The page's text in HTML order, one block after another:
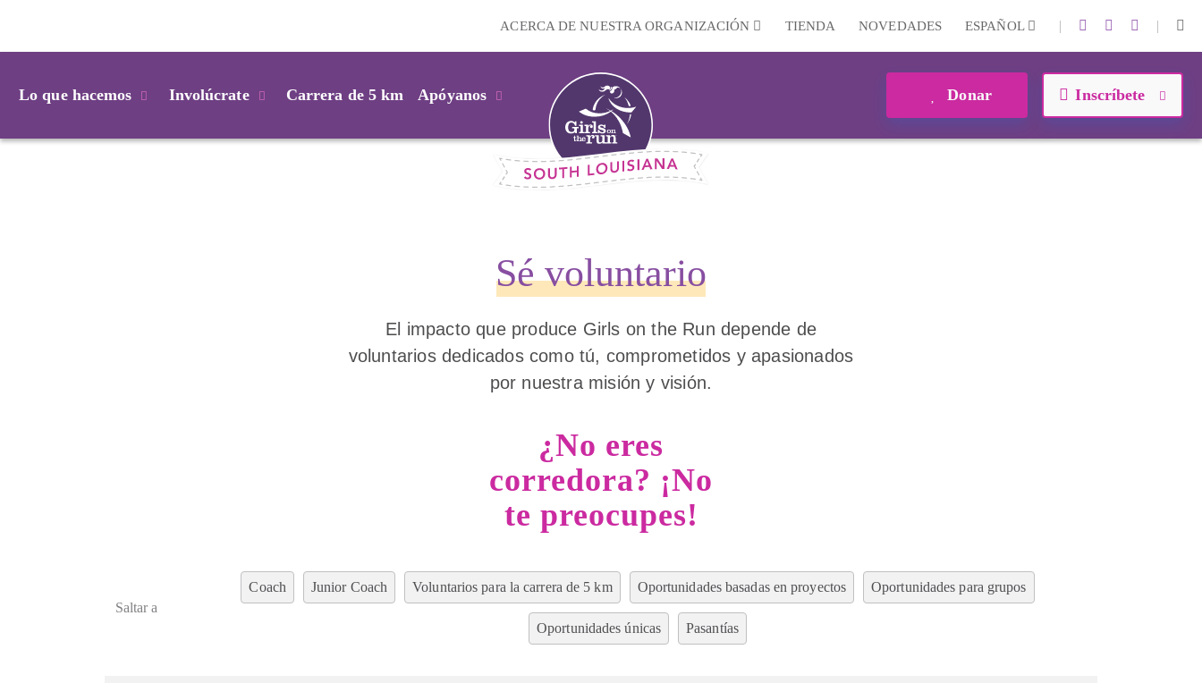
ACERCA DE NUESTRA ORGANIZACIÓN TIENDA NOVEDADES ESPAÑOL | |
Lo que hacemos Involúcrate Carrera de 5 km Apóyanos Donar Inscríbete
Sé voluntario
El impacto que produce Girls on the Run depende de
voluntarios dedicados como tú, comprometidos y apasionados
por nuestra misión y visión.
¿No eres
corredora? ¡No
te preocupes!
Saltar a
Coach Junior Coach Voluntarios para la carrera de 5 km Oportunidades basadas en proyectos Oportunidades para grupos
Oportunidades únicas Pasantías